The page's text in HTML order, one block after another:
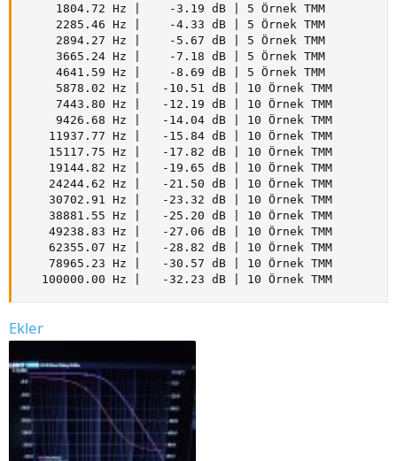
     1804.72 Hz |    -3.19 dB | 5 Örnek TMM
     2285.46 Hz |    -4.33 dB | 5 Örnek TMM
     2894.27 Hz |    -5.67 dB | 5 Örnek TMM
     3665.24 Hz |    -7.18 dB | 5 Örnek TMM
     4641.59 Hz |    -8.69 dB | 5 Örnek TMM
     5878.02 Hz |   -10.51 dB | 10 Örnek TMM
     7443.80 Hz |   -12.19 dB | 10 Örnek TMM
     9426.68 Hz |   -14.04 dB | 10 Örnek TMM
    11937.77 Hz |   -15.84 dB | 10 Örnek TMM
    15117.75 Hz |   -17.82 dB | 10 Örnek TMM
    19144.82 Hz |   -19.65 dB | 10 Örnek TMM
    24244.62 Hz |   -21.50 dB | 10 Örnek TMM
    30702.91 Hz |   -23.32 dB | 10 Örnek TMM
    38881.55 Hz |   -25.20 dB | 10 Örnek TMM
    49238.83 Hz |   -27.06 dB | 10 Örnek TMM
    62355.07 Hz |   -28.82 dB | 10 Örnek TMM
    78965.23 Hz |   -30.57 dB | 10 Örnek TMM
   100000.00 Hz |   -32.23 dB | 10 Örnek TMM
Ekler